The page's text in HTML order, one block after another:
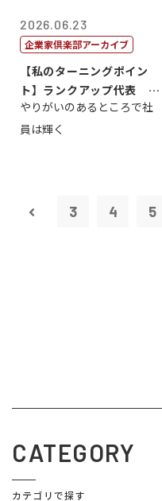
2026.06.23
企業家倶楽部アーカイブ
【私のターニングポイン
ト】ランクアップ代表 岩
崎裕美子
やりがいのあるところで社
員は輝く
3 4 5
CATEGORY
カテゴリで探す